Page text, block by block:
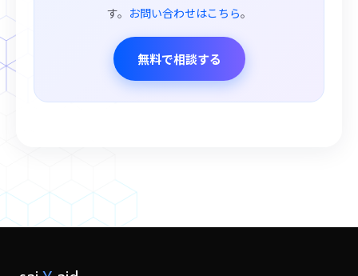
す。 お問い合わせはこちら。
無料で相談する